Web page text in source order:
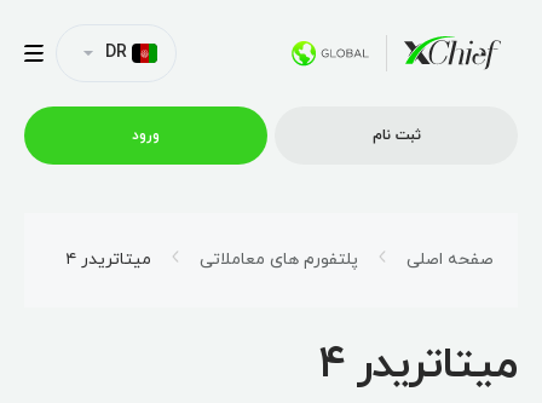
امتیازات
DR
ثبت نام ورود
صفحه اصلی پلتفورم های معاملاتی میتاتریدر ۴
میتاتریدر ۴